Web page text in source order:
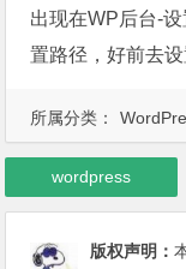
出现在WP后台-
置路径，好前去设
所属分类：
wordpress
版权声明：